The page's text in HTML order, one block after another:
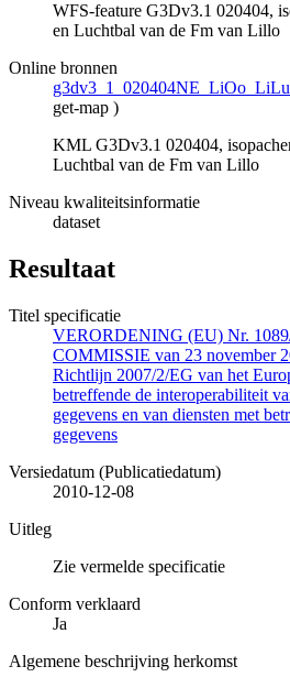
WFS-feature G3Dv3.1 020404,
en Luchtbal van de Fm van Lillo
Online bronnen
get-map )
KML G3Dv3.1 020404,
Luchtbal van de Fm van Lillo
Niveau kwaliteitsinformatie
dataset
Resultaat
Titel specificatie
VERORDENING (EU) Nr.
COMMISSIE van 23 november
Richtlijn 2007/2/EG van het
betreffende de interoperabiliteit
gegevens en van diensten met
gegevens
Versiedatum (Publicatiedatum)
2010-12-08
Uitleg
Zie vermelde specificatie
Conform verklaard
Ja
Algemene beschrijving herkomst